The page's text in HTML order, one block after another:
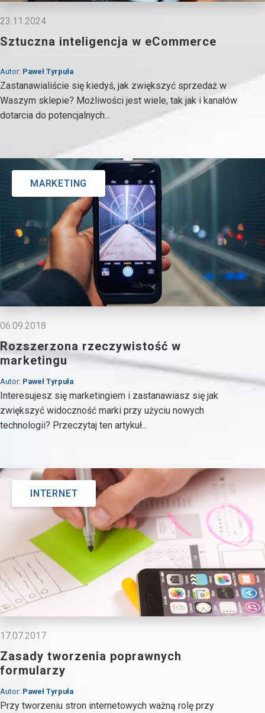
23.11.2024
Sztuczna inteligencja w eCommerce
Autor: Paweł Tyrpuła
Zastanawialiście się kiedyś, jak zwiększyć sprzedaż w
Waszym sklepie? Możliwości jest wiele, tak jak i kanałów
dotarcia do potencjalnych...
MARKETING
06.09.2018
Rozszerzona rzeczywistość w
marketingu
Autor: Paweł Tyrpuła
Interesujesz się marketingiem i zastanawiasz się jak
zwiększyć widoczność marki przy użyciu nowych
technologii? Przeczytaj ten artykuł...
INTERNET
17.07.2017
Zasady tworzenia poprawnych
formularzy
Autor: Paweł Tyrpuła
Przy tworzeniu stron internetowych ważną rolę przy